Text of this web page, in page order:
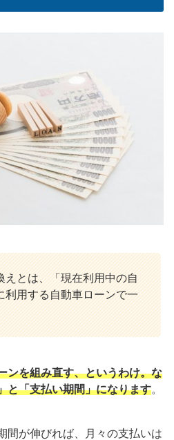
えとは、「現在利用中の自
利用する自動車ローンで一
ンを組み直す、というわけ。な
と「支払い期間」になります。
間が伸びれば、月々の支払いは